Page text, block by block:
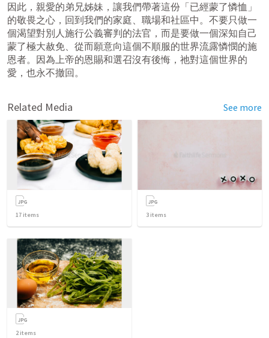
因此，親愛的弟兄姊妹，讓我們帶著這份「已經蒙了憐恤」
的敬畏之心，回到我們的家庭、職場和社區中。不要只做一
個渴望對別人施行公義審判的法官，而是要做一個深知自己
蒙了極大赦免、從而願意向這個不順服的世界流露憐憫的施
恩者。因為上帝的恩賜和選召沒有後悔，祂對這個世界的
愛，也永不撤回。
Related Media See more
17 items 3 items
2items